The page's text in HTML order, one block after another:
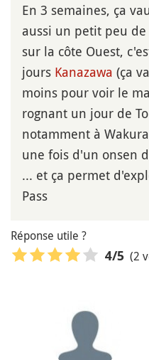
En 3 semaines, ça
aussi un petit peu
sur la côte Ouest,
jours Kanazawa (ça
moins pour voir le
rognant un jour de
notamment à Wakura
une fois d'un onsen
... et ça permet
Pass
Réponse utile ?
4/5 (2